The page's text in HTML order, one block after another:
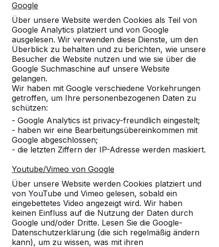
Google
Über unsere Website werden Cookies als Teil von
Google Analytics platziert und von Google
ausgelesen. Wir verwenden diese Dienste, um den
Überblick zu behalten und zu berichten, wie unsere
Besucher die Website nutzen und wie sie über die
Google Suchmaschine auf unsere Website
gelangen.
Wir haben mit Google verschiedene Vorkehrungen
getroffen, um Ihre personenbezogenen Daten zu
schützen:
- Google Analytics ist privacy-freundlich eingestelt;
- haben wir eine Bearbeitungsübereinkommen mit
Google abgeschlossen;
- die letzten Ziffern der IP-Adresse werden maskiert.
Youtube/Vimeo von Google
Über unsere Website werden Cookies platziert und
von YouTube und Vimeo gelesen, sobald ein
eingebettetes Video angezeigt wird. Wir haben
keinen Einfluss auf die Nutzung der Daten durch
Google und/oder Dritte. Lesen Sie die Google-
Datenschutzerklärung (die sich regelmäßig ändern
kann), um zu wissen, was mit ihren
Unsere Produkte finden Sie in ganz Europa
und darüber hinaus. Sehen Sie hier, wo Sie
ein HeBlad-Produkt in Ihrer Nähe finden.
Produkt
Alles anzeigen
Kategorie
Alles anzeigen
Ort oder Postleitzahl suchen